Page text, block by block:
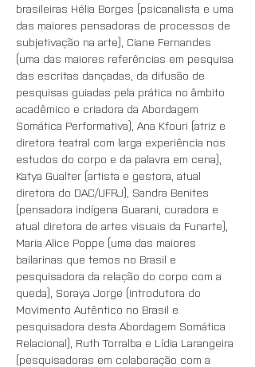
brasileiras Hélia Borges (psicanalista e uma
das maiores pensadoras de processos de
subjetivação na arte), Ciane Fernandes
(uma das maiores referências em pesquisa
das escritas dançadas, da difusão de
pesquisas guiadas pela prática no âmbito
acadêmico e criadora da Abordagem
Somática Performativa), Ana Kfouri (atriz e
diretora teatral com larga experiência nos
estudos do corpo e da palavra em cena),
Katya Gualter (artista e gestora, atual
diretora do DAC/UFRJ), Sandra Benites
(pensadora indígena Guarani, curadora e
atual diretora de artes visuais da Funarte),
Maria Alice Poppe (uma das maiores
bailarinas que temos no Brasil e
pesquisadora da relação do corpo com a
queda), Soraya Jorge (introdutora do
Movimento Autêntico no Brasil e
pesquisadora desta Abordagem Somática
Relacional), Ruth Torralba e Lídia Larangeira
(pesquisadoras em colaboração com a